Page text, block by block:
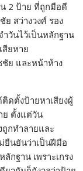
2 ป้าย ที่ถูกมือดี
สว่างวงศ์ รอง
วันไว้เป็นหลักฐาน
สียหาย
ชัย และหน้าห้าง
ดตั้งป้ายหาเสียงผู้
ย ตั้งแต่วัน
กทำลายและ
ยืนยันว่าเป็นฝีมือ
กฐาน เพราะเกรง